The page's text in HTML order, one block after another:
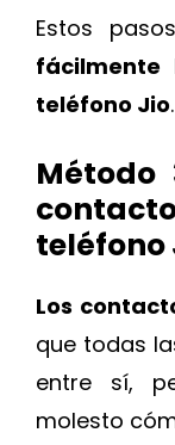
Estos
fácilmente
teléfono Jio.
Método
teléfono
Los
que todas
entre sí,
molesto